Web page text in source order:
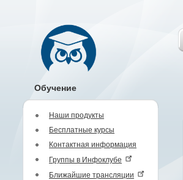
Обучение
Наши продукты
Бесплатные курсы
Контактная информация
Группы в Инфоклубе
Ближайшие трансляции